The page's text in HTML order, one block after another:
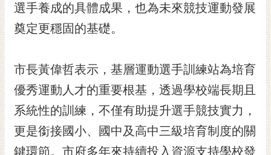
螢
光
桐
花
祭
網
選手養成的具體成果，也為未來競技運動發展
奠定更穩固的基礎。
市長黃偉哲表示，基層運動選手訓練站為培育
優秀運動人才的重要根基，透過學校端長期且
系統性的訓練，不僅有助提升選手競技實力，
更是銜接國小、國中及高中三級培育制度的關
鍵環節。市府多年來持續投入資源支持學校發